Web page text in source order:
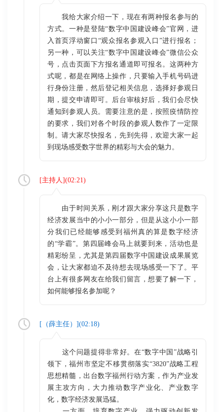
我给大家介绍一下，现在有两种报名参与的
方式。一种是登陆“数字中国建设峰会”官网，进
入首页浮动窗口“观众报名参观入口”进行报名；
另一种，可以关注“数字中国建设峰会”微信公众
号，点击页面下方报名通道即可报名。这两种方
式呢，都是在网络上操作，只要输入手机号码进
行身份注册，然后登记相关信息，选择好参观日
期，提交申请即可。后台审核好后，我们会尽快
通知到参观人员。需要注意的是，按照疫情防控
的要求，我们对各个时段的参观人数作了一定限
制。请大家尽快报名，先到先得，欢迎大家一起
到现场感受数字世界的精彩与大会的魅力。
[主持人](02:21)
由于时间关系，刚才跟大家分享这只是数字
经济发展当中的小小一部分，但是从这小小一部
分我们已经能够感受到福州真的算是数字经济
的“学霸”。第四届峰会马上就要到来，活动也是
精彩纷呈，尤其是第四届数字中国建设成果展览
会，让大家都迫不及待想去现场感受一下了。平
台上有很多网友在给我们留言，想要了解一下，
如何能够报名参加呢？
[（薛主任）](02:18)
这个问题提得非常好。在“数字中国”战略引
领下，福州市坚定不移贯彻落实“3820”战略工程
思想精髓，出台数字福州行动方案，作为产业发
展主攻方向，大力推动数字产业化、产业数字
化，数字经济发展迅猛。